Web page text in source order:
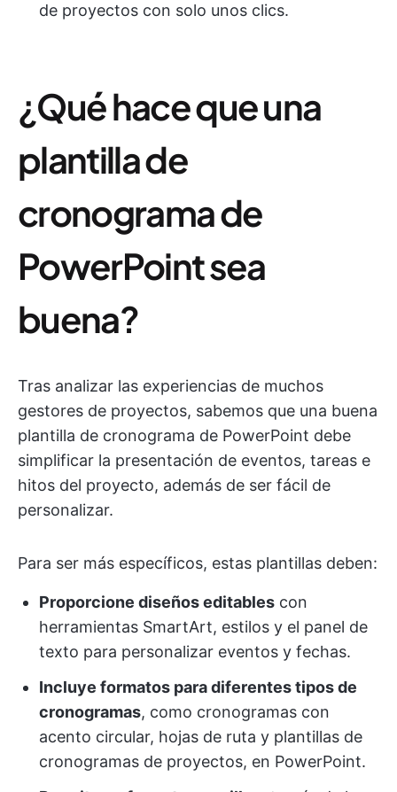
de proyectos con solo unos clics.
¿Qué hace que una
plantilla de
cronograma de
PowerPoint sea
buena?
Tras analizar las experiencias de muchos
gestores de proyectos, sabemos que una buena
plantilla de cronograma de PowerPoint debe
simplificar la presentación de eventos, tareas e
hitos del proyecto, además de ser fácil de
personalizar.
Para ser más específicos, estas plantillas deben:
Proporcione diseños editables con
herramientas SmartArt, estilos y el panel de
texto para personalizar eventos y fechas.
Incluye formatos para diferentes tipos de
cronogramas, como cronogramas con
acento circular, hojas de ruta y plantillas de
cronogramas de proyectos, en PowerPoint.